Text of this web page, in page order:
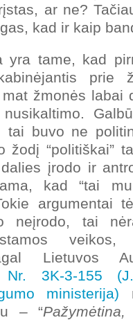
ar ne?
kad ir kaip
yra tame, kad
prie
žmonės labai
tai buvo ne
žodį “politiškai”
įrodo ir
kad “tai
argumentai
tai
Lietuvos
Nr. 3K-3-155
ministerija)
– “